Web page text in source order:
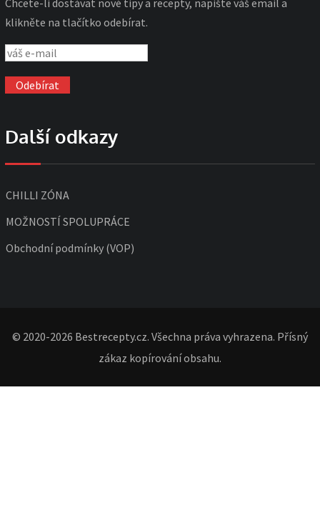
Chcete-li dostávat nové tipy a recepty, napište váš email a
klikněte na tlačítko odebírat.
Další odkazy
CHILLI ZÓNA
MOŽNOSTÍ SPOLUPRÁCE
Obchodní podmínky (VOP)
© 2020-2026 Bestrecepty.cz. Všechna práva vyhrazena. Přísný
zákaz kopírování obsahu.